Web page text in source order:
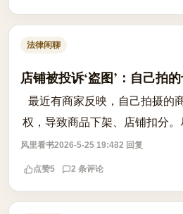
法律闲聊
店铺被投诉‘盗图’：自己拍
最近有商家反映，自己拍摄的
权，导致商品下架、店铺扣分
仍被判定为‘盗图’，引发广泛困
创图片是否仍可能被认定
风里看书2026-5-25 19:432 回复
点赞5 2 条评论